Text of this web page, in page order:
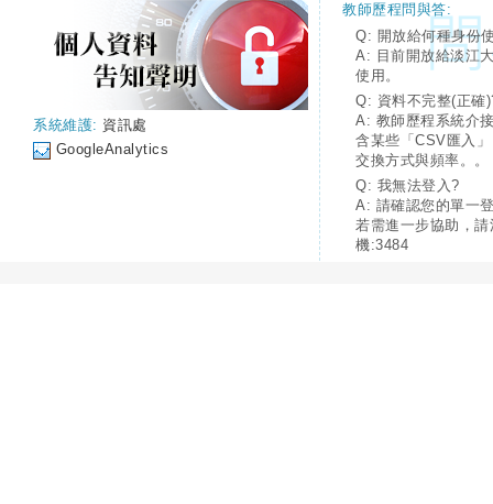
系統維護: 資訊處
GoogleAnalytics
教師歷程問與答:
Q: 開放給何種身份
A: 目前開放給淡江
使用。
Q: 資料不完整(正確
A: 教師歷程系統介
含某些「CSV匯入
交換方式與頻率。。
Q: 我無法登入?
A: 請確認您的單一
若需進一步協助，
機:3484